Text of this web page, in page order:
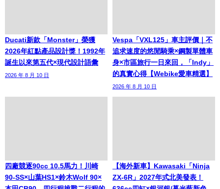
Ducati新款「Monster」榮獲
2026年紅點產品設計獎！1992年
誕生以來第五代×現代設計語彙
2026 年 8 月 10 日
Vespa「VXL125」車主評價｜不
追求速度的悠閒騎乘×鋼製單體車
身×市區旅行一日來回，「Indy」
的真實心得【Webike愛車精選】
2026 年 8 月 10 日
四廠競逐90cc 10.5馬力！川崎
90-SS×山葉HS1×鈴木Wolf 90×
【海外新車】Kawasaki「Ninja
ZX-6R」2027年式北美發表！